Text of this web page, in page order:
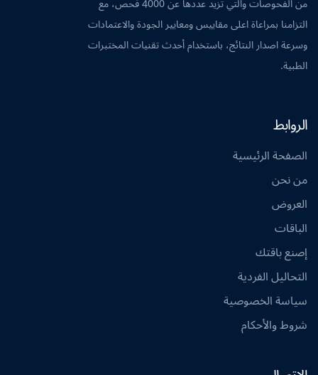
التزامنا بمراعاة اعلى مقاييس ومعايير الجودة والاعتمادات
وسرعة اصدار النتائج، باستخدام أحدث تقنيات المختبرات
الطبية.
الروابط
الصفحة الرئيسية
من نحن
العروض
الباقات
إصنع باقتك
التحاليل الفردية
سياسة الخصوصية
شروط والأحكام